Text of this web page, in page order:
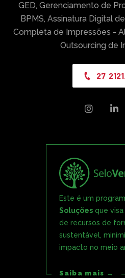
GED, Gerenciamento de
BPMS, Assinatura Digital
Completa de Impressões -
Outsourcing de
27
 
Este é um
Soluçõesque visa
de recursos de
sustentável,
impacto no meio